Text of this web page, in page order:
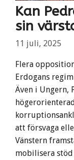
Kan
sin
11 juli, 2025
Flera
Erdogans
Även i Ungern,
att försvaga
Vänstern
mobilisera stöd